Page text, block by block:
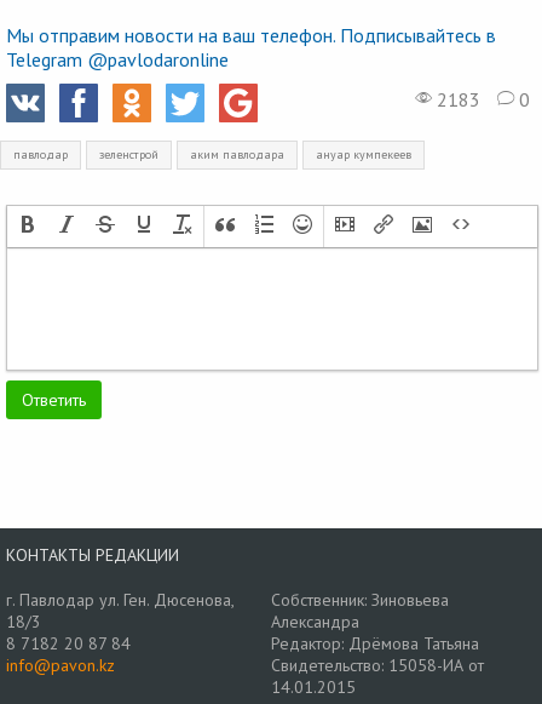
Мы отправим новости на ваш телефон. Подписывайтесь в
Telegram @pavlodaronline
2183
0
павлодар зеленстрой аким павлодара ануар кумпекеев
КОНТАКТЫ РЕДАКЦИИ
г. Павлодар ул. Ген. Дюсенова,
18/3
8 7182 20 87 84
info@pavon.kz
Собственник: Зиновьева
Александра
Редактор: Дрёмова Татьяна
Свидетельство: 15058-ИА от
14.01.2015